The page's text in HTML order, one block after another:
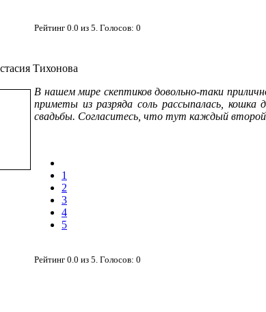
Рейтинг 0.0 из 5. Голосов: 0
Тихонова
В нашем мире скептиков довольно-таки
приметы из разряда соль рассыпалась,
свадьбы. Согласитесь, что тут каждый
1
2
3
4
5
Рейтинг 0.0 из 5. Голосов: 0